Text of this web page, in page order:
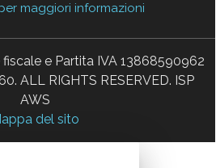
maggiori informazioni
e Partita IVA 13868590962
ALL RIGHTS RESERVED. ISP
AWS
del sito